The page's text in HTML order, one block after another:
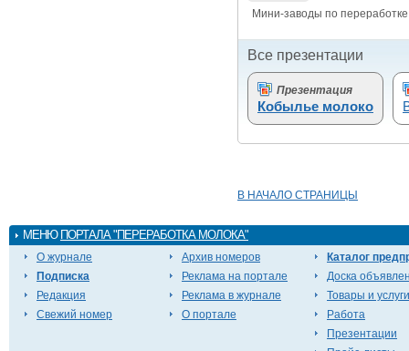
Мини-заводы по
Все презентации
Презентация
Кобылье молоко
В НАЧАЛО СТРАНИЦЫ
МЕНЮ ПОРТАЛА "ПЕРЕРАБОТКА МОЛОКА"
О журнале
Подписка
Редакция
Свежий номер
Архив номеров
Реклама на портале
Реклама в журнале
О портале
Каталог
Доска
Товары и услуги
Работа
Презентации